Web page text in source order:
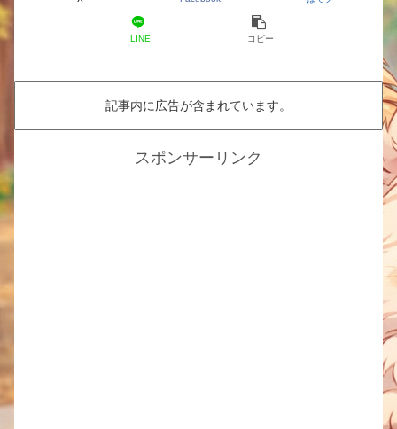
LINE コピー
記事内に広告が含まれています。
スポンサーリンク